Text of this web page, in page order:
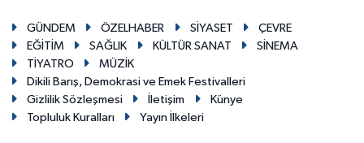
GÜNDEM ÖZELHABER SİYASET
ÇEVRE
EĞİTİM
SAĞLIK KÜLTÜR SANAT
SİNEMA
TİYATRO
MÜZİK
Dikili Barış, Demokrasi ve Emek Festivalleri
Gizlilik Sözleşmesi
İletişim
Künye
Topluluk Kuralları
Yayın İlkeleri